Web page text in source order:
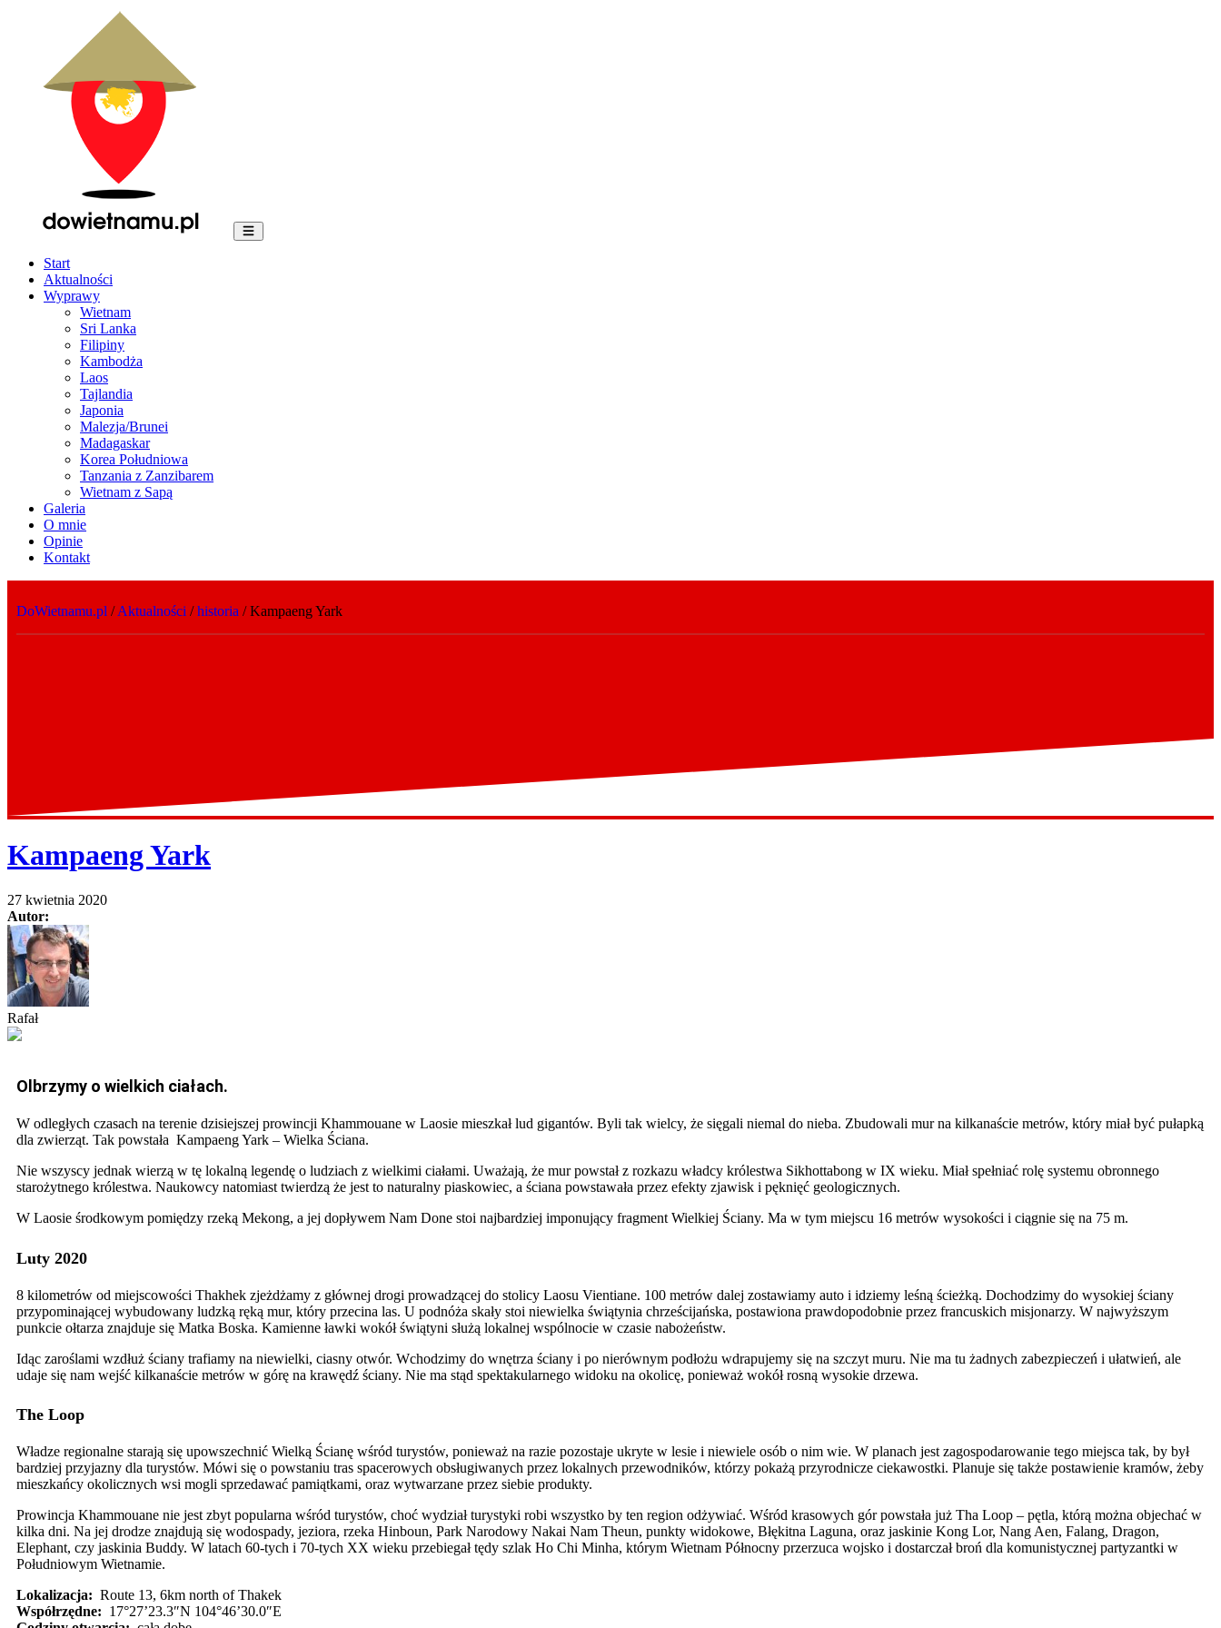
Start
Aktualności
Wyprawy
Wietnam
Sri Lanka
Filipiny
Kambodża
Laos
Tajlandia
Japonia
Malezja/Brunei
Madagaskar
Korea Południowa
Tanzania z Zanzibarem
Wietnam z Sapą
Galeria
O mnie
Opinie
Kontakt
DoWietnamu.pl /Aktualności /historia /Kampaeng Yark
Kampaeng Yark
27 kwietnia 2020
Autor:
Rafał
Olbrzymy o wielkich ciałach.
W odległych czasach na terenie dzisiejszej prowincji Khammouane w Laosie mieszkał lud gigantów. Byli tak wielcy, że sięgali niemal do nieba. Zbudowali mur na kilkanaście metrów, który miał być pułapką
dla zwierząt. Tak powstała Kampaeng Yark – Wielka Ściana.
Nie wszyscy jednak wierzą w tę lokalną legendę o ludziach z wielkimi ciałami. Uważają, że mur powstał z rozkazu władcy królestwa Sikhottabong w IX wieku. Miał spełniać rolę systemu obronnego
starożytnego królestwa. Naukowcy natomiast twierdzą że jest to naturalny piaskowiec, a ściana powstawała przez efekty zjawisk i pęknięć geologicznych.
W Laosie środkowym pomiędzy rzeką Mekong, a jej dopływem Nam Done stoi najbardziej imponujący fragment Wielkiej Ściany. Ma w tym miejscu 16 metrów wysokości i ciągnie się na 75 m.
Luty 2020
8 kilometrów od miejscowości Thakhek zjeżdżamy z głównej drogi prowadzącej do stolicy Laosu Vientiane. 100 metrów dalej zostawiamy auto i idziemy leśną ścieżką. Dochodzimy do wysokiej ściany
przypominającej wybudowany ludzką ręką mur, który przecina las. U podnóża skały stoi niewielka świątynia chrześcijańska, postawiona prawdopodobnie przez francuskich misjonarzy. W najwyższym
punkcie ołtarza znajduje się Matka Boska. Kamienne ławki wokół świątyni służą lokalnej wspólnocie w czasie nabożeństw.
Idąc zaroślami wzdłuż ściany trafiamy na niewielki, ciasny otwór. Wchodzimy do wnętrza ściany i po nierównym podłożu wdrapujemy się na szczyt muru. Nie ma tu żadnych zabezpieczeń i ułatwień, ale
udaje się nam wejść kilkanaście metrów w górę na krawędź ściany. Nie ma stąd spektakularnego widoku na okolicę, ponieważ wokół rosną wysokie drzewa.
The Loop
Władze regionalne starają się upowszechnić Wielką Ścianę wśród turystów, ponieważ na razie pozostaje ukryte w lesie i niewiele osób o nim wie. W planach jest zagospodarowanie tego miejsca tak, by był
bardziej przyjazny dla turystów. Mówi się o powstaniu tras spacerowych obsługiwanych przez lokalnych przewodników, którzy pokażą przyrodnicze ciekawostki. Planuje się także postawienie kramów, żeby
mieszkańcy okolicznych wsi mogli sprzedawać pamiątkami, oraz wytwarzane przez siebie produkty.
Prowincja Khammouane nie jest zbyt popularna wśród turystów, choć wydział turystyki robi wszystko by ten region odżywiać. Wśród krasowych gór powstała już Tha Loop – pętla, którą można objechać w
kilka dni. Na jej drodze znajdują się wodospady, jeziora, rzeka Hinboun, Park Narodowy Nakai Nam Theun, punkty widokowe, Błękitna Laguna, oraz jaskinie Kong Lor, Nang Aen, Falang, Dragon,
Elephant, czy jaskinia Buddy. W latach 60-tych i 70-tych XX wieku przebiegał tędy szlak Ho Chi Minha, którym Wietnam Północny przerzuca wojsko i dostarczał broń dla komunistycznej partyzantki w
Południowym Wietnamie.
Lokalizacja: Route 13, 6km north of Thakek
Współrzędne: 17°27’23.3″N 104°46’30.0″E